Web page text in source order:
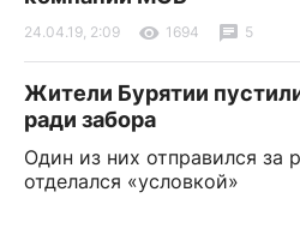
24.04.19, 2:09 1694 5
Жители Бурятии
ради забора
Один из них отправился за
отделался «условкой»